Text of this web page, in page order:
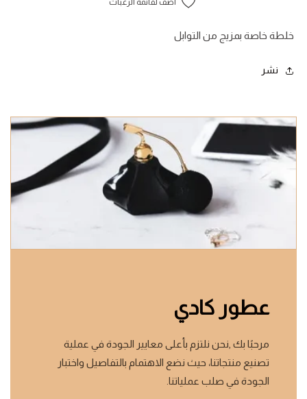
أضف لقائمة الرغبات
خلطة خاصة بمزيج من التوابل
نشر
عطور كادي
مرحبًا بك ,نحن نلتزم بأعلى معايير الجودة في عملية
تصنيع منتجاتنا، حيث نضع الاهتمام بالتفاصيل واختبار
الجودة في صلب عملياتنا.